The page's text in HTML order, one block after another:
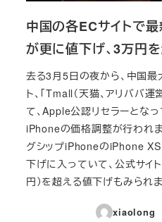
中国の各ECサイトで
が更に値下げ、3万円
去る3月5日の夜から、中国
ト、「Tmall（天猫、アリババ
て、Apple公認リセラーとな
iPhoneの価格調整が行われ
グシップiPhoneのiPhone
下げに入っていて、公式サイ
円）を超える値下げもみられま
xiaolong